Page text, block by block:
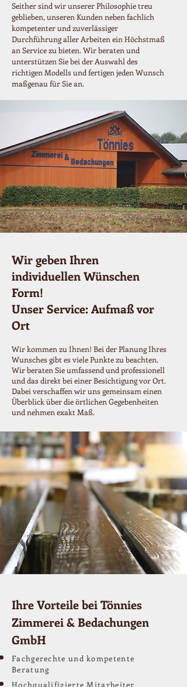
Seither sind wir unserer Philosophie treu
geblieben, unseren Kunden neben fachlich
kompetenter und zuverlässiger
Durchführung aller Arbeiten ein Höchstmaß
an Service zu bieten. Wir beraten und
unterstützen Sie bei der Auswahl des
richtigen Modells und fertigen jeden Wunsch
maßgenau für Sie an.
Wir geben Ihren
individuellen Wünschen
Form!
Unser Service: Aufmaß vor
Ort
Wir kommen zu Ihnen! Bei der Planung Ihres
Wunsches gibt es viele Punkte zu beachten.
Wir beraten Sie umfassend und professionell
und das direkt bei einer Besichtigung vor Ort.
Dabei verschaffen wir uns gemeinsam einen
Überblick über die örtlichen Gegebenheiten
und nehmen exakt Maß.
Ihre Vorteile bei Tönnies
Zimmerei & Bedachungen
GmbH
Fachgerechte und kompetente
Beratung
Hochqualifizierte Mitarbeiter